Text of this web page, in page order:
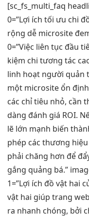
[sc_fs_multi_faq
0=”Lợi ích tối ưu chi
rộng dễ microsite
0=”Việc liên tục đầu
kiệm chi tương tác
linh hoạt người quản
một microsite ổn định
các chỉ tiêu nhỏ, cần
dàng đánh giá ROI.
lẽ lớn mạnh biến
phép các thương
phải chăng hơn để
gắng quảng bá.”
1=”Lợi ích đồ vật hai
vật hai giúp trang
ra nhanh chóng, bởi